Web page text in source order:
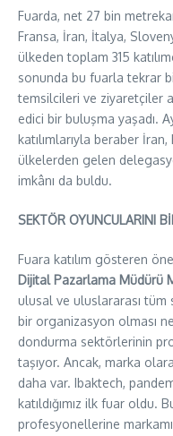
Fuarda, net 27 bin
Fransa, İran, İtalya,
ülkeden toplam 315
sonunda bu fuarla tekrar
temsilcileri ve ziyaretçiler
edici bir buluşma yaşadı.
katılımlarıyla beraber
ülkelerden gelen
imkânı da buldu.
SEKTÖR OYUNCULARINI
Fuara katılım gösteren
Dijital Pazarlama Müdürü
ulusal ve uluslararası tüm
bir organizasyon olması
dondurma sektörlerinin
taşıyor. Ancak, marka
daha var. Ibaktech,
katıldığımız ilk fuar oldu.
profesyonellerine